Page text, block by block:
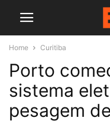
Home Curitiba
Porto
sistema
pesagem